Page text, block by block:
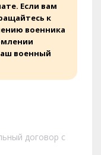
Если вам
к
военника
военный
договор с